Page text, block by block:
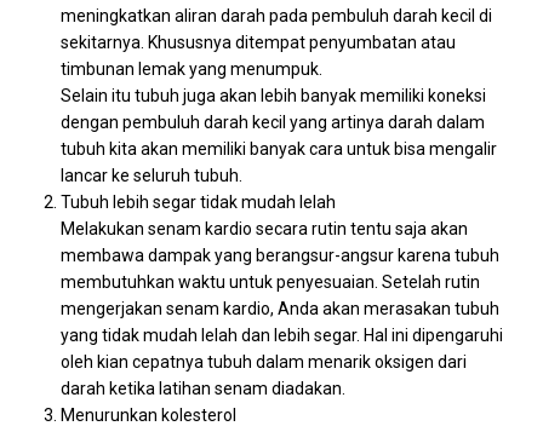
meningkatkan aliran darah pada pembuluh darah kecil di
sekitarnya. Khususnya ditempat penyumbatan atau
timbunan lemak yang menumpuk.
Selain itu tubuh juga akan lebih banyak memiliki koneksi
dengan pembuluh darah kecil yang artinya darah dalam
tubuh kita akan memiliki banyak cara untuk bisa mengalir
lancar ke seluruh tubuh.
Tubuh lebih segar tidak mudah lelah
Melakukan senam kardio secara rutin tentu saja akan
membawa dampak yang berangsur-angsur karena tubuh
membutuhkan waktu untuk penyesuaian. Setelah rutin
mengerjakan senam kardio, Anda akan merasakan tubuh
yang tidak mudah lelah dan lebih segar. Hal ini dipengaruhi
oleh kian cepatnya tubuh dalam menarik oksigen dari
darah ketika latihan senam diadakan.
Menurunkan kolesterol